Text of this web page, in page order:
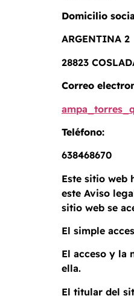
Domicilio
ARGENTINA 2
28823
Correo
Teléfono:
638468670
Este sitio web
este Aviso
sitio web se
El simple
El acceso y la
ella.
El titular del